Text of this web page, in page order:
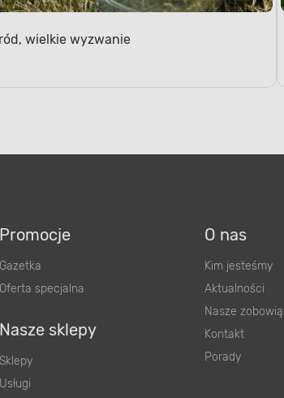
Oferta specjalna
Usługi
Dostawa
Aktualności
Nasze
Kontakt
Porady